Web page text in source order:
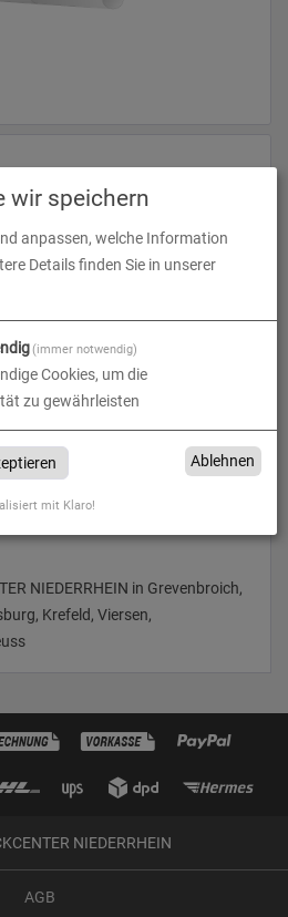
A4 mit Abheftstreifen
NIEDERRHEIN in Grevenbroich,
Krefeld, Viersen,
NIEDERRHEIN
AGB
wir speichern
anpassen, welche Information
Details finden Sie in unserer
(immer notwendig)
Cookies, um die
zu gewährleisten
Ablehnen
mit Klaro!